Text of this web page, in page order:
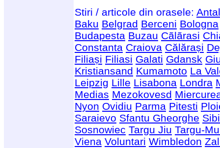
Stiri / articole din orasele:
Baku Belgrad Berceni Bologna
Budapesta Buzau Cãlãrasi
Constanta Craiova Călărași
Filiași Filiasi Galati Gdansk
Kristiansand Kumamoto La
Leipzig Lille Lisabona Londra
Medias Mezokovesd
Nyon Ovidiu Parma Pitesti
Saraievo Sfantu Gheorghe
Sosnowiec Targu Jiu Targu-
Viena Voluntari Wimbledon